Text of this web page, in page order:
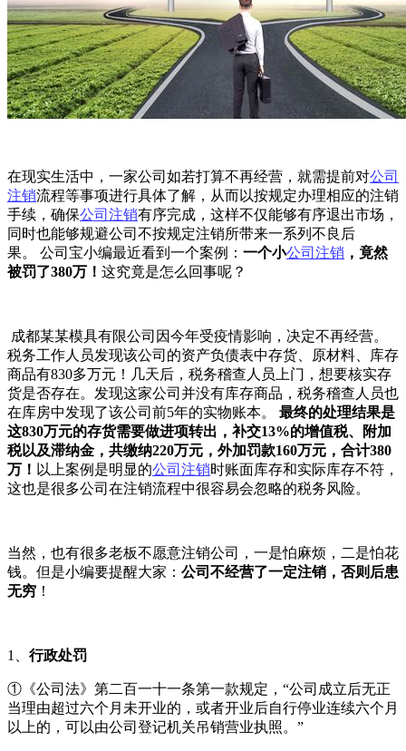
在现实生活中，一家公司如若打算不再经营，就需提前对公司
注销流程等事项进行具体了解，从而以按规定办理相应的注销
手续，确保公司注销有序完成，这样不仅能够有序退出市场，
同时也能够规避公司不按规定注销所带来一系列不良后
果。 公司宝小编最近看到一个案例： 一个小公司注销 ，竟然
被罚了380万！ 这究竟是怎么回事呢？
成都某某模具有限公司因今年受疫情影响，决定不再经营。
税务工作人员发现该公司的资产负债表中存货、原材料、库存
商品有830多万元！几天后，税务稽查人员上门，想要核实存
货是否存在。发现这家公司并没有库存商品，税务稽查人员也
在库房中发现了该公司前5年的实物账本。 最终的处理结果是
这830万元的存货需要做进项转出，补交13%的增值税、附加
税以及滞纳金，共缴纳220万元，外加罚款160万元，合计380
万！ 以上案例是明显的公司注销时账面库存和实际库存不符，
这也是很多公司在注销流程中很容易会忽略的税务风险。
当然，也有很多老板不愿意注销公司，一是怕麻烦，二是怕花
钱。但是小编要提醒大家： 公司不经营了一定注销，否则后患
无穷 ！
1、 行政处罚
①《公司法》第二百一十一条第一款规定，“公司成立后无正
当理由超过六个月未开业的，或者开业后自行停业连续六个月
以上的，可以由公司登记机关吊销营业执照。”